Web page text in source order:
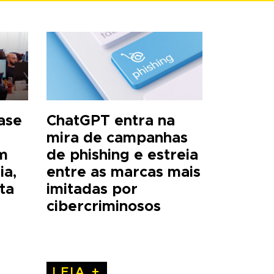
ChatGPT entra na
mira de campanhas
de phishing e estreia
entre as marcas mais
imitadas por
cibercriminosos